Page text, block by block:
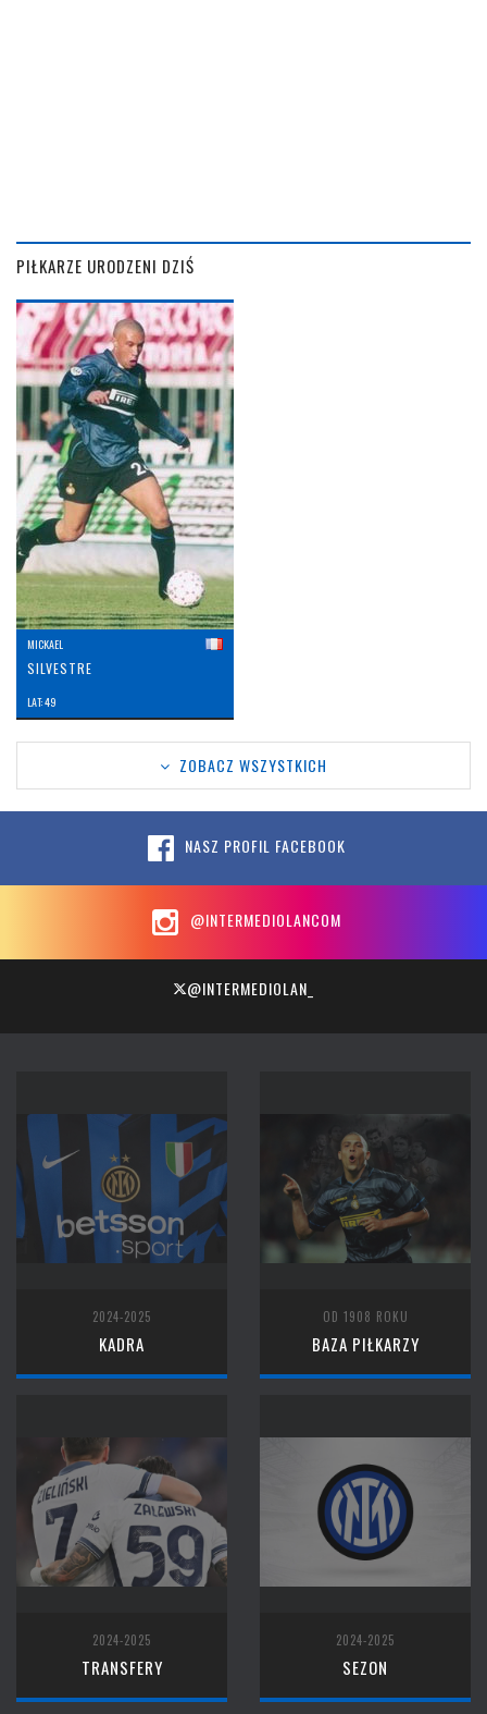
PIŁKARZE URODZENI DZIŚ
MICKAEL
SILVESTRE
LAT: 49
ZOBACZ WSZYSTKICH
NASZ PROFIL FACEBOOK
@INTERMEDIOLANCOM
@INTERMEDIOLAN_
2024-2025
KADRA
OD 1908 ROKU
BAZA PIŁKARZY
2024-2025
TRANSFERY
2024-2025
SEZON